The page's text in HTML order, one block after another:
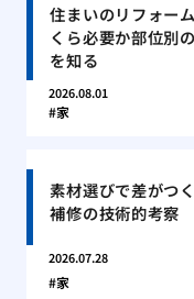
住まいのリフォー
くら必要か部位別
を知る
2026.08.01
家
素材選びで差がつ
補修の技術的考察
2026.07.28
家